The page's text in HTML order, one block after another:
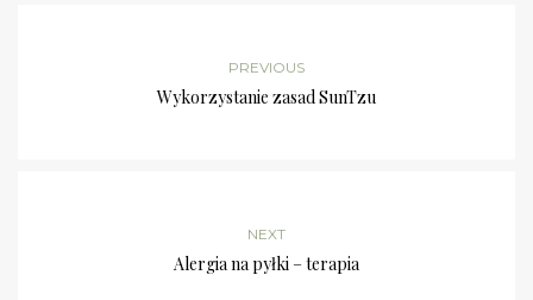
PREVIOUS
Wykorzystanie zasad SunTzu
NEXT
Alergia na pyłki – terapia